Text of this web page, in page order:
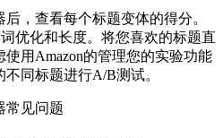
，查看每个标题变体的得分。
优化和长度。将您喜欢的标题直
用Amazon的管理您的实验功能
同标题进行A/B测试。
常见问题